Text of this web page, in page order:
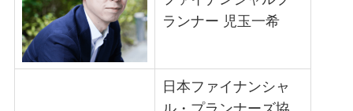
ランナー 児玉一希
日本ファイナンシャ